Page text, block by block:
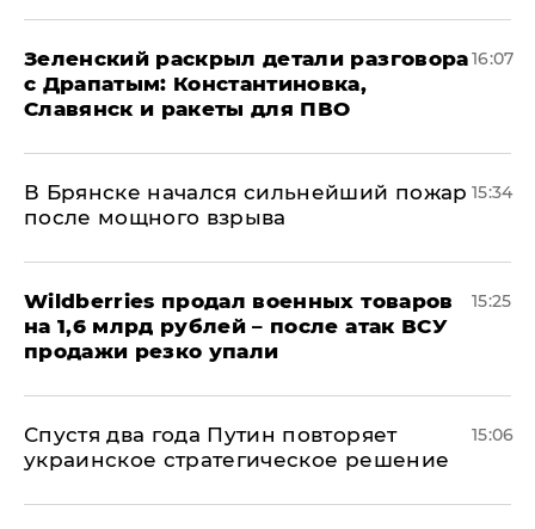
​Зеленский раскрыл детали разговора
с Драпатым: Константиновка,
Славянск и ракеты для ПВО
16:07
В Брянске начался сильнейший пожар
после мощного взрыва
15:34
​Wildberries продал военных товаров
на 1,6 млрд рублей – после атак ВСУ
продажи резко упали
15:25
Спустя два года Путин повторяет
украинское стратегическое решение
15:06